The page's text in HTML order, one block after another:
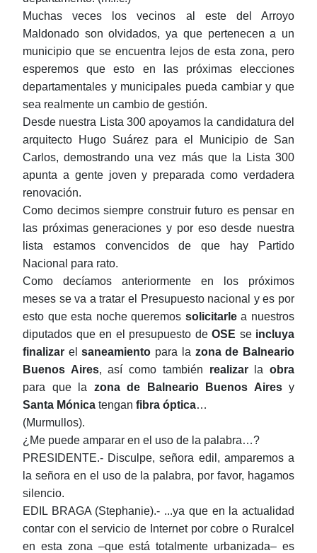
Muchas veces los vecinos al este del Arroyo
Maldonado son olvidados, ya que pertenecen a un
municipio que se encuentra lejos de esta zona, pero
esperemos que esto en las próximas elecciones
departamentales y municipales pueda cambiar y que
sea realmente un cambio de gestión.
Desde nuestra Lista 300 apoyamos la candidatura del
arquitecto Hugo Suárez para el Municipio de San
Carlos, demostrando una vez más que la Lista 300
apunta a gente joven y preparada como verdadera
renovación.
Como decimos siempre construir futuro es pensar en
las próximas generaciones y por eso desde nuestra
lista estamos convencidos de que hay Partido
Nacional para rato.
Como decíamos anteriormente en los próximos
meses se va a tratar el Presupuesto nacional y es por
esto que esta noche queremos solicitarlea nuestros
diputados que en el presupuesto deOSE se incluya
finalizar elsaneamiento para la zona de Balneario
Buenos Aires, así como también realizarlaobra
para que la zona de Balneario Buenos Aires y
Santa Mónica tengan fibra óptica…
(Murmullos).
¿Me puede amparar en el uso de la palabra…?
PRESIDENTE.- Disculpe, señora edil, amparemos a
la señora en el uso de la palabra, por favor, hagamos
silencio.
EDIL BRAGA (Stephanie).- ...ya que en la actualidad
contar con el servicio de Internet por cobre o Ruralcel
en esta zona ‒que está totalmente urbanizada‒ es